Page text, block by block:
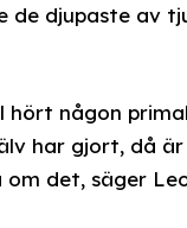
de djupaste av
hört någon
har gjort, då
det, säger